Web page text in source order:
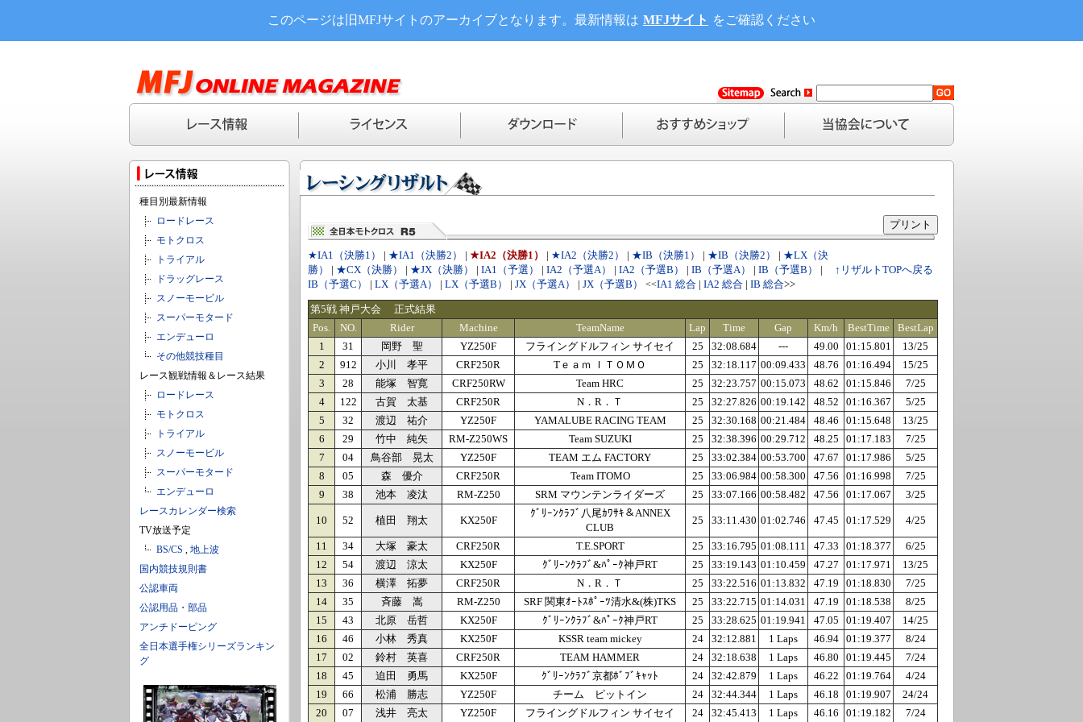
このページは旧MFJサイトのアーカイブとなります。最新情報は MFJサイト をご確認ください
種目別最新情報
ロードレース
モトクロス
トライアル
ドラッグレース
スノーモービル
スーパーモタード
エンデューロ
その他競技種目
レース観戦情報＆レース結果
ロードレース
モトクロス
トライアル
スノーモービル
スーパーモタード
エンデューロ
レースカレンダー検索
TV放送予定
BS/CS , 地上波
国内競技規則書
公認車両
公認用品・部品
アンチドーピング
全日本選手権シリーズランキン
グ
★IA1（決勝1） | ★IA1（決勝2） | ★IA2（決勝1） | ★IA2（決勝2） | ★IB（決勝1） | ★IB（決勝2） | ★LX（決
勝）
| ★CX（決勝） | ★JX（決勝） | IA1（予選） | IA2（予選A） | IA2（予選B） | IB（予選A） | IB（予選B）
|
IB（予選C）
| LX（予選A） | LX（予選B） | JX（予選A） | JX（予選B） <<IA1 総合 | IA2 総合 | IB 総合>>
↑リザルトTOPへ戻る
第5戦 神戸大会 正式結果
Pos.
NO. Rider Machine TeamName Lap Time Gap Km/h BestTime
BestLap
1
31 岡野 聖 YZ250F フライングドルフィン サイセイ 25 32:08.684 --- 49.00 01:15.801
13/25
2
912 小川 孝平 CRF250R Tｅａｍ ＩＴＯＭＯ 25 32:18.117 00:09.433 48.76 01:16.494
15/25
3
28 能塚 智寛 CRF250RW Team HRC 25 32:23.757 00:15.073 48.62 01:15.846
7/25
4
122 古賀 太基 CRF250R N．R．Ｔ 25 32:27.826 00:19.142 48.52 01:16.367
5/25
5
32 渡辺 祐介 YZ250F YAMALUBE RACING TEAM 25 32:30.168 00:21.484 48.46 01:15.648
13/25
6
29 竹中 純矢 RM-Z250WS Team SUZUKI 25 32:38.396 00:29.712 48.25 01:17.183
7/25
7
04 鳥谷部 晃太 YZ250F TEAM エム FACTORY 25 33:02.384 00:53.700 47.67 01:17.986
5/25
8
05 森 優介 CRF250R Team ITOMO 25 33:06.984 00:58.300 47.56 01:16.998
7/25
9
38 池本 凌汰 RM-Z250 SRM マウンテンライダーズ 25 33:07.166 00:58.482 47.56 01:17.067 3/25
10 52 植田 翔太 KX250F
ｸﾞﾘｰﾝｸﾗﾌﾞ八尾ｶﾜｻｷ＆ANNEX
CLUB
25 33:11.430 01:02.746 47.45 01:17.529 4/25
11 34 大塚 豪太 CRF250R T.E.SPORT 25 33:16.795 01:08.111 47.33 01:18.377
6/25
12
54 渡辺 涼太 KX250F ｸﾞﾘｰﾝｸﾗﾌﾞ&ﾊﾟｰｸ神戸RT 25 33:19.143 01:10.459 47.27 01:17.971
13/25
13
36 横澤 拓夢 CRF250R N．R．Ｔ 25 33:22.516 01:13.832 47.19 01:18.830
7/25
14
35 斉藤 嵩 RM-Z250 SRF 関東ｵｰﾄｽﾎﾟｰﾂ清水&(株)TKS 25 33:22.715 01:14.031 47.19 01:18.538
8/25
15
43 北原 岳哲 KX250F ｸﾞﾘｰﾝｸﾗﾌﾞ&ﾊﾟｰｸ神戸RT 25 33:28.625 01:19.941 47.05 01:19.407
14/25
16
46 小林 秀真 KX250F KSSR team mickey 24 32:12.881 1 Laps 46.94 01:19.377
8/24
17
02 鈴村 英喜 CRF250R TEAM HAMMER 24 32:18.638 1 Laps 46.80 01:19.445
7/24
18
45 迫田 勇馬 KX250F ｸﾞﾘｰﾝｸﾗﾌﾞ京都ﾎﾞﾌﾞｷｬｯﾄ 24 32:42.879 1 Laps 46.22 01:19.764
4/24
19
66 松浦 勝志 YZ250F チーム ピットイン 24 32:44.344 1 Laps 46.18 01:19.907
24/24
20
07 浅井 亮太 YZ250F フライングドルフィン サイセイ 24 32:45.413 1 Laps 46.16 01:19.182 7/24